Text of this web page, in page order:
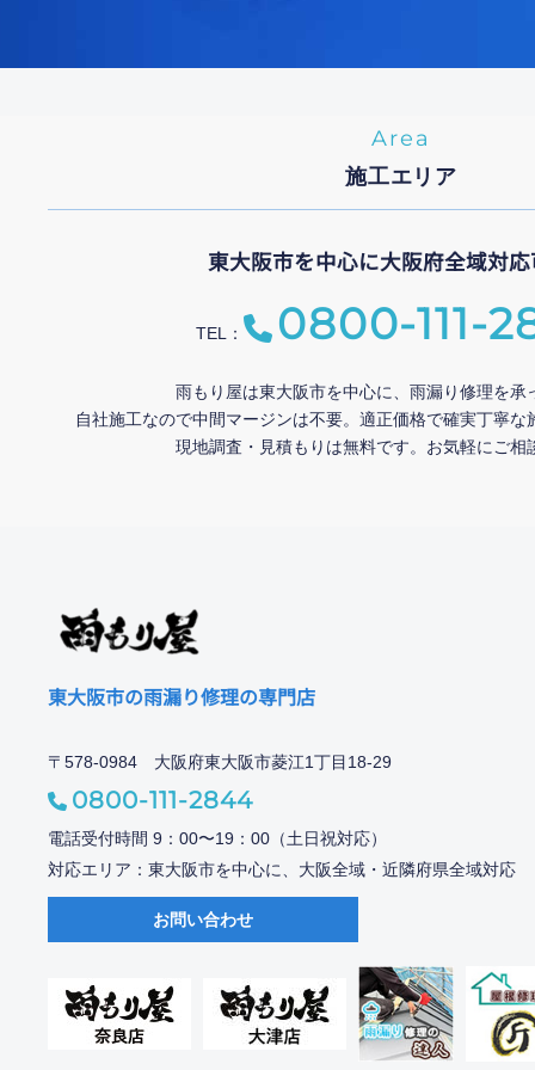
施工エリア
Area
東大阪市を中心に大阪府全域対
TEL： 0800-111-
雨もり屋は東大阪市を中心に、雨漏り修理を承
自社施工なので中間マージンは不要。適正価格で確実丁寧な
現地調査・見積もりは無料です。お気軽にご相
東大阪市の雨漏り修理の専門店
〒578-0984 大阪府東大阪市菱江1丁目18-29
0800-111-2844
電話受付時間 9：00〜19：00（土日祝対応）
対応エリア：東大阪市を中心に、大阪全域・近隣府県全域対応
お問い合わせ